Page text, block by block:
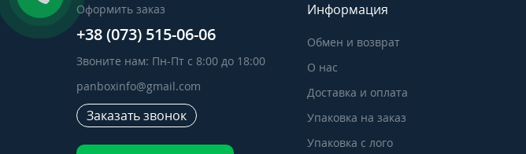
Оформить заказ
+38 (073) 515-06-06
Звоните нам: Пн-Пт с 8:00 до 18:00
panboxinfo@gmail.com
Заказать звонок
Информация
Обмен и возврат
О нас
Доставка и оплата
Упаковка на заказ
Упаковка с лого